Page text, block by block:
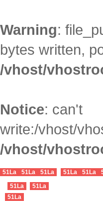
Warning:
bytes written,
/vhost/
Notice: can't
write:/vhost/
/vhost/
51La 51La 51La 51La 51La
51La
51La
51La